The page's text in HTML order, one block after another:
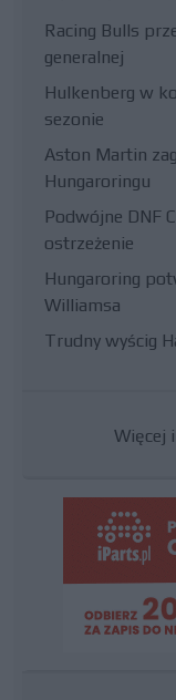
Racing Bulls
generalnej
Hulkenberg w
sezonie
Aston Martin
Hungaroringu
Podwójne DNF
ostrzeżenie
Hungaroring
Williamsa
Trudny wyścig
Więcej